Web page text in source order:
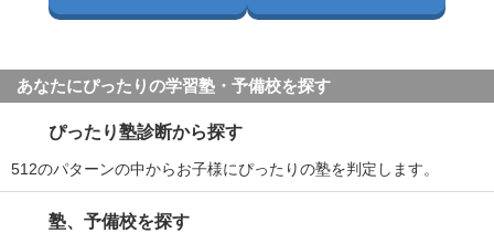
あなたにぴったりの学習塾・予備校を探す
ぴったり塾診断から探す
512のパターンの中からお子様にぴったりの塾を判定します。
塾、予備校を探す